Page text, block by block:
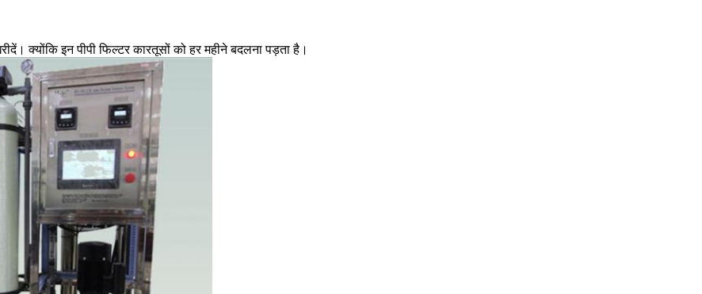
क्योंकि इन पीपी फिल्टर कारतूसों को हर महीने बदलना पड़ता है।